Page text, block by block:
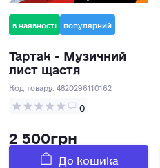
в наявності популярний
Тартак - Музичний
лист щастя
Код товару:4820296110162
0
2 500грн
До кошика